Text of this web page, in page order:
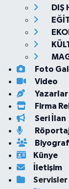
DIŞ
Foto
Video
Yazarlar
Firma
Seri İlan
Künye
İletişim
Servisler